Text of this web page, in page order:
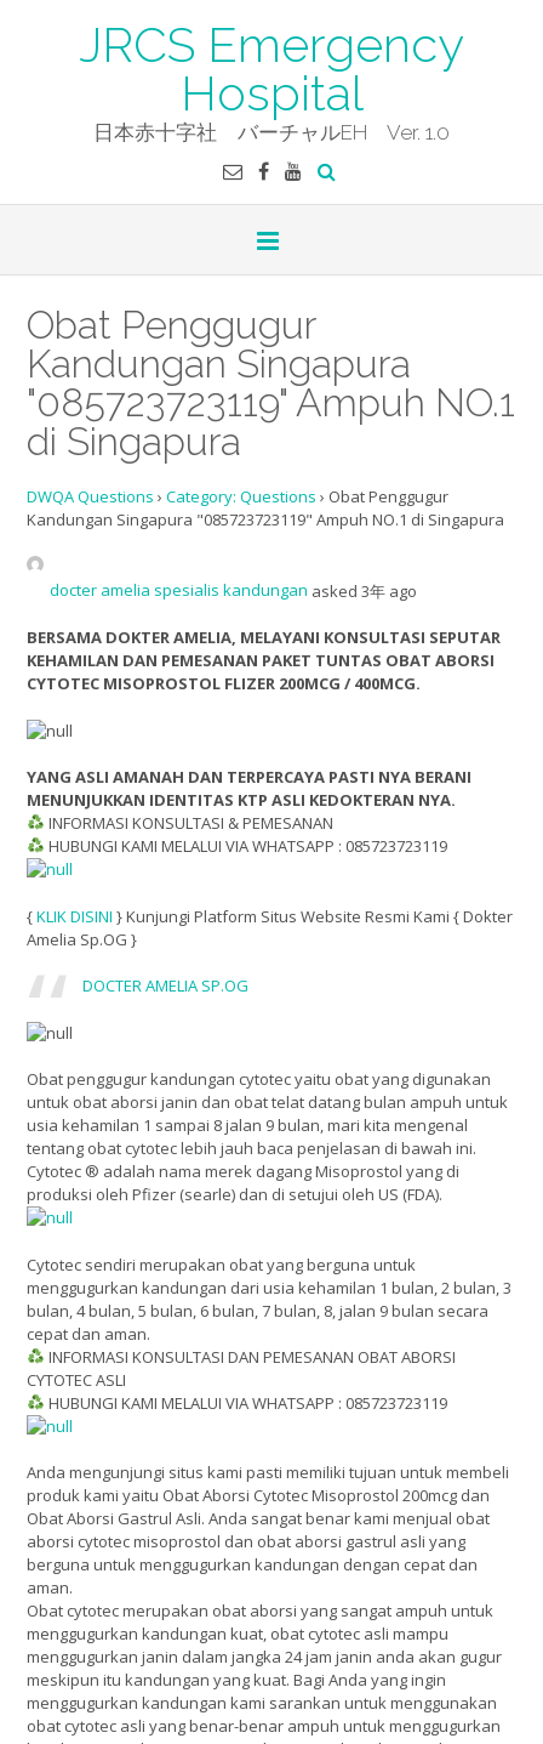
JRCS Emergency
Hospital
日本赤十字社 バーチャルEH Ver. 1.0
Obat Penggugur
Kandungan Singapura
"085723723119" Ampuh NO.1
di Singapura
DWQA Questions › Category: Questions › Obat Penggugur
Kandungan Singapura "085723723119" Ampuh NO.1 di Singapura
docter amelia spesialis kandungan asked 3年 ago
BERSAMA DOKTER AMELIA, MELAYANI KONSULTASI SEPUTAR
KEHAMILAN DAN PEMESANAN PAKET TUNTAS OBAT ABORSI
CYTOTEC MISOPROSTOL FLIZER 200MCG / 400MCG.
YANG ASLI AMANAH DAN TERPERCAYA PASTI NYA BERANI
MENUNJUKKAN IDENTITAS KTP ASLI KEDOKTERAN NYA.
INFORMASI KONSULTASI & PEMESANAN
HUBUNGI KAMI MELALUI VIA WHATSAPP : 085723723119
{KLIK DISINI } Kunjungi Platform Situs Website Resmi Kami { Dokter
Amelia Sp.OG }
DOCTER AMELIA SP.OG
Obat penggugur kandungan cytotec yaitu obat yang digunakan
untuk obat aborsi janin dan obat telat datang bulan ampuh untuk
usia kehamilan 1 sampai 8 jalan 9 bulan, mari kita mengenal
tentang obat cytotec lebih jauh baca penjelasan di bawah ini.
Cytotec ® adalah nama merek dagang Misoprostol yang di
produksi oleh Pfizer (searle) dan di setujui oleh US (FDA).
Cytotec sendiri merupakan obat yang berguna untuk
menggugurkan kandungan dari usia kehamilan 1 bulan, 2 bulan, 3
bulan, 4 bulan, 5 bulan, 6 bulan, 7 bulan, 8, jalan 9 bulan secara
cepat dan aman.
INFORMASI KONSULTASI DAN PEMESANAN OBAT ABORSI
CYTOTEC ASLI
HUBUNGI KAMI MELALUI VIA WHATSAPP : 085723723119
Anda mengunjungi situs kami pasti memiliki tujuan untuk membeli
produk kami yaitu Obat Aborsi Cytotec Misoprostol 200mcg dan
Obat Aborsi Gastrul Asli. Anda sangat benar kami menjual obat
aborsi cytotec misoprostol dan obat aborsi gastrul asli yang
berguna untuk menggugurkan kandungan dengan cepat dan
aman.
Obat cytotec merupakan obat aborsi yang sangat ampuh untuk
menggugurkan kandungan kuat, obat cytotec asli mampu
menggugurkan janin dalam jangka 24 jam janin anda akan gugur
meskipun itu kandungan yang kuat. Bagi Anda yang ingin
menggugurkan kandungan kami sarankan untuk menggunakan
obat cytotec asli yang benar-benar ampuh untuk menggugurkan